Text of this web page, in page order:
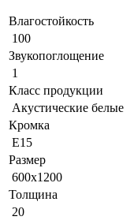
Влагостойкость
100
Звукопоглощение
1
Класс продукции
Акустические белые
Кромка
E15
Размер
600x1200
Толщина
20